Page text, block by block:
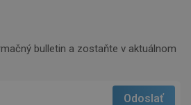
bulletin a zostaňte v aktuálnom